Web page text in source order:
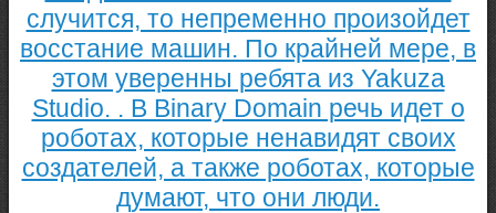
случится, то непременно произойдет
восстание машин. По крайней мере, в
этом уверенны ребята из Yakuza
Studio. . В Binary Domain речь идет о
роботах, которые ненавидят своих
создателей, а также роботах, которые
думают, что они люди.